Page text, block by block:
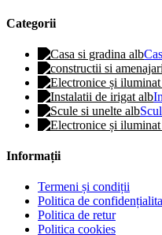
Categorii
Informații
Termeni și condiții
Politica de
Politica de retur
Politica cookies